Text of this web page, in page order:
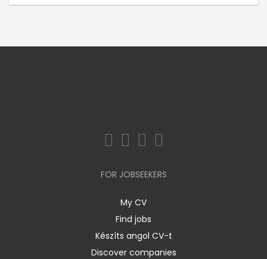
FOR JOBSEEKERS
My CV
Find jobs
Készíts angol CV-t
Discover companies